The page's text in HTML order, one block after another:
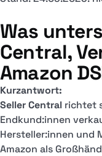
Was
Central,
Amazon
Kurzantwort:
Seller Central richtet
Endkund:innen
Hersteller:innen und
Amazon als